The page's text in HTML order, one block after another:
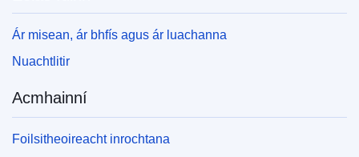
Ár misean, ár bhfís agus ár luachanna
Nuachtlitir
Acmhainní
Foilsitheoireacht inrochtana